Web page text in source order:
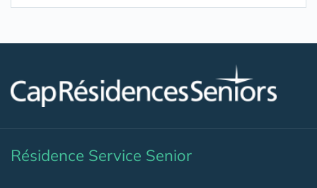
Résidence Service Senior